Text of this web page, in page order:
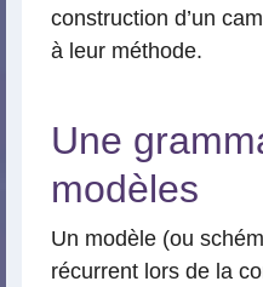
construction d’un
à leur méthode.
Une
modèles
Un modèle (ou
récurrent lors de la